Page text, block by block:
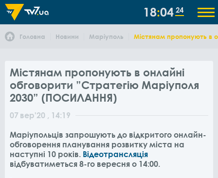
18 04 24
Головна Новини Маріуполь Містянам пропонують в
Містянам пропонують в онлайні
обговорити ”Стратегію Маріуполя
2030” (ПОСИЛАННЯ)
07 вер'20 , 14:19
Маріупольців запрошують до відкритого онлайн-
обговорення планування розвитку міста на
наступні 10 років. Відеотрансляція
відбуватиметься 8-го вересня о 14:00.